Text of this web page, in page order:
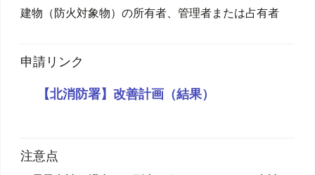
建物（防火対象物）の所有者、管理者または占有者
申請リンク
【北消防署】改善計画（結果）
注意点